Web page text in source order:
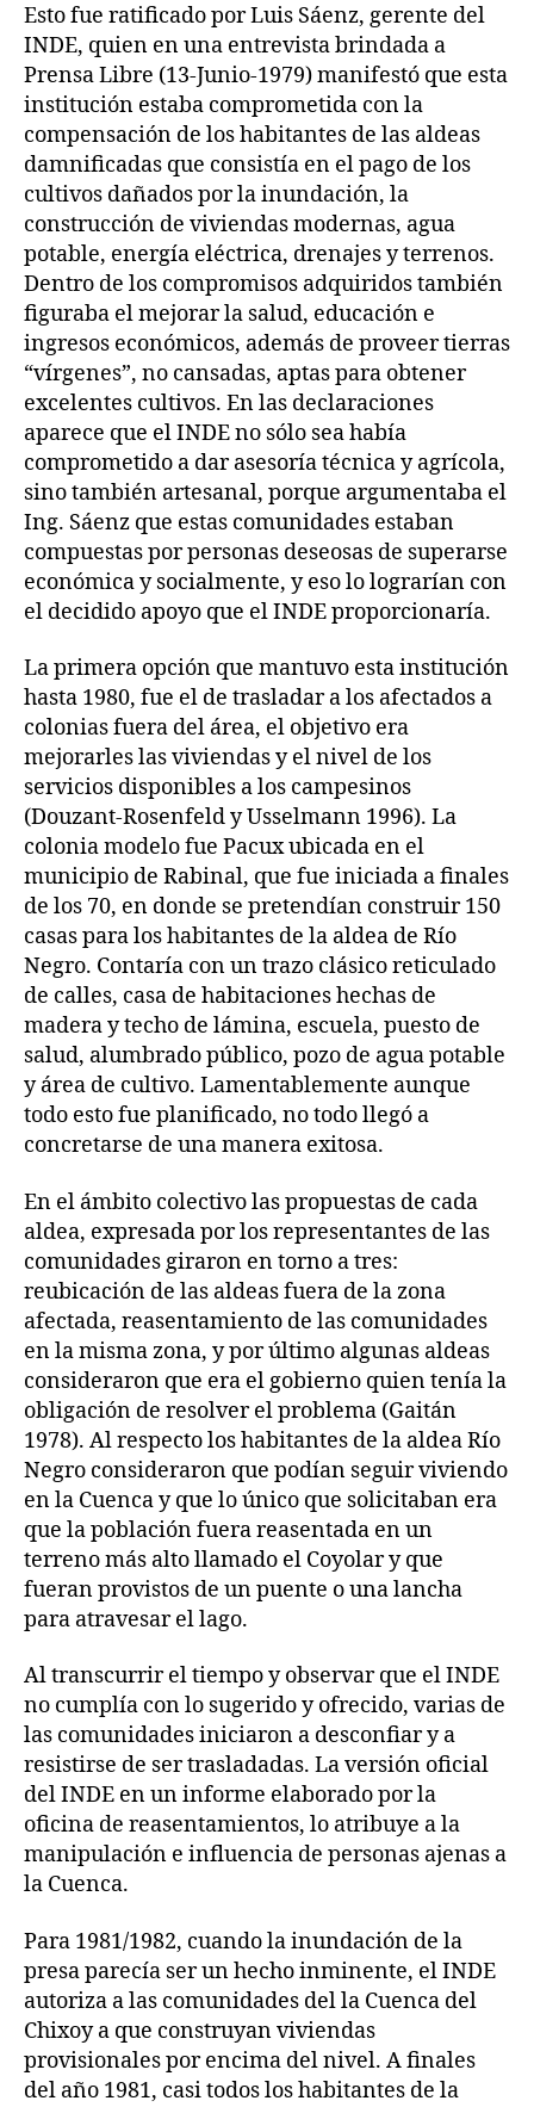
Esto fue ratificado por Luis Sáenz, gerente del
INDE, quien en una entrevista brindada a
Prensa Libre (13-Junio-1979) manifestó que esta
institución estaba comprometida con la
compensación de los habitantes de las aldeas
damnificadas que consistía en el pago de los
cultivos dañados por la inundación, la
construcción de viviendas modernas, agua
potable, energía eléctrica, drenajes y terrenos.
Dentro de los compromisos adquiridos también
figuraba el mejorar la salud, educación e
ingresos económicos, además de proveer tierras
“vírgenes”, no cansadas, aptas para obtener
excelentes cultivos. En las declaraciones
aparece que el INDE no sólo sea había
comprometido a dar asesoría técnica y agrícola,
sino también artesanal, porque argumentaba el
Ing. Sáenz que estas comunidades estaban
compuestas por personas deseosas de superarse
económica y socialmente, y eso lo lograrían con
el decidido apoyo que el INDE proporcionaría.
La primera opción que mantuvo esta institución
hasta 1980, fue el de trasladar a los afectados a
colonias fuera del área, el objetivo era
mejorarles las viviendas y el nivel de los
servicios disponibles a los campesinos
(Douzant-Rosenfeld y Usselmann 1996). La
colonia modelo fue Pacux ubicada en el
municipio de Rabinal, que fue iniciada a finales
de los 70, en donde se pretendían construir 150
casas para los habitantes de la aldea de Río
Negro. Contaría con un trazo clásico reticulado
de calles, casa de habitaciones hechas de
madera y techo de lámina, escuela, puesto de
salud, alumbrado público, pozo de agua potable
y área de cultivo. Lamentablemente aunque
todo esto fue planificado, no todo llegó a
concretarse de una manera exitosa.
En el ámbito colectivo las propuestas de cada
aldea, expresada por los representantes de las
comunidades giraron en torno a tres:
reubicación de las aldeas fuera de la zona
afectada, reasentamiento de las comunidades
en la misma zona, y por último algunas aldeas
consideraron que era el gobierno quien tenía la
obligación de resolver el problema (Gaitán
1978). Al respecto los habitantes de la aldea Río
Negro consideraron que podían seguir viviendo
en la Cuenca y que lo único que solicitaban era
que la población fuera reasentada en un
terreno más alto llamado el Coyolar y que
fueran provistos de un puente o una lancha
para atravesar el lago.
Al transcurrir el tiempo y observar que el INDE
no cumplía con lo sugerido y ofrecido, varias de
las comunidades iniciaron a desconfiar y a
resistirse de ser trasladadas. La versión oficial
del INDE en un informe elaborado por la
oficina de reasentamientos, lo atribuye a la
manipulación e influencia de personas ajenas a
la Cuenca.
Para 1981/1982, cuando la inundación de la
presa parecía ser un hecho inminente, el INDE
autoriza a las comunidades del la Cuenca del
Chixoy a que construyan viviendas
provisionales por encima del nivel. A finales
del año 1981, casi todos los habitantes de la